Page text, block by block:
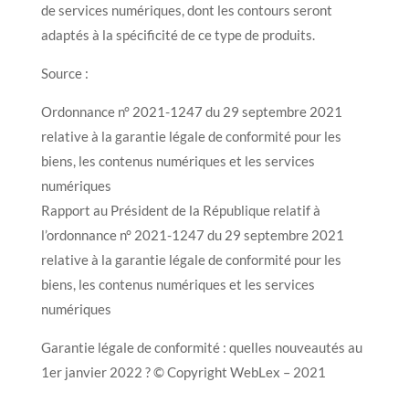
de services numériques, dont les contours seront
adaptés à la spécificité de ce type de produits.
Source :
Ordonnance n° 2021-1247 du 29 septembre 2021
relative à la garantie légale de conformité pour les
biens, les contenus numériques et les services
numériques
Rapport au Président de la République relatif à
l’ordonnance n° 2021-1247 du 29 septembre 2021
relative à la garantie légale de conformité pour les
biens, les contenus numériques et les services
numériques
Garantie légale de conformité : quelles nouveautés au
1er janvier 2022 ? © Copyright WebLex – 2021